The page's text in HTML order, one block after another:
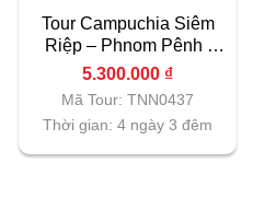
Tour Campuchia Siêm
Riệp – Phnom Pênh |
4N3D
5.300.000 ₫
Mã Tour: TNN0437
Thời gian: 4 ngày 3 đêm